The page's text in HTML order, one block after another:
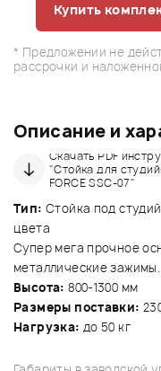
Купить
* Предложении не
рассрочки и
Описание и
Скачать PDF
"Стойка для
FORCE SSC-07"
Тип: Стойка под
цвета
Супер мега прочное
металлические зажимы.
Высота: 800-1300 мм
Размеры поставки:
Нагрузка: до 50 кг